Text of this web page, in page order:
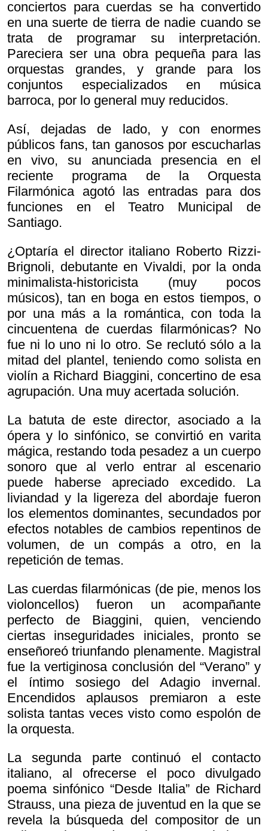
conciertos para cuerdas se ha convertido
en una suerte de tierra de nadie cuando se
trata de programar su interpretación.
Pareciera ser una obra pequeña para las
orquestas grandes, y grande para los
conjuntos especializados en música
barroca, por lo general muy reducidos.
Así, dejadas de lado, y con enormes
públicos fans, tan ganosos por escucharlas
en vivo, su anunciada presencia en el
reciente programa de la Orquesta
Filarmónica agotó las entradas para dos
funciones en el Teatro Municipal de
Santiago.
¿Optaría el director italiano Roberto Rizzi-
Brignoli, debutante en Vivaldi, por la onda
minimalista-historicista (muy pocos
músicos), tan en boga en estos tiempos, o
por una más a la romántica, con toda la
cincuentena de cuerdas filarmónicas? No
fue ni lo uno ni lo otro. Se reclutó sólo a la
mitad del plantel, teniendo como solista en
violín a Richard Biaggini, concertino de esa
agrupación. Una muy acertada solución.
La batuta de este director, asociado a la
ópera y lo sinfónico, se convirtió en varita
mágica, restando toda pesadez a un cuerpo
sonoro que al verlo entrar al escenario
puede haberse apreciado excedido. La
liviandad y la ligereza del abordaje fueron
los elementos dominantes, secundados por
efectos notables de cambios repentinos de
volumen, de un compás a otro, en la
repetición de temas.
Las cuerdas filarmónicas (de pie, menos los
violoncellos) fueron un acompañante
perfecto de Biaggini, quien, venciendo
ciertas inseguridades iniciales, pronto se
enseñoreó triunfando plenamente. Magistral
fue la vertiginosa conclusión del “Verano” y
el íntimo sosiego del Adagio invernal.
Encendidos aplausos premiaron a este
solista tantas veces visto como espolón de
la orquesta.
La segunda parte continuó el contacto
italiano, al ofrecerse el poco divulgado
poema sinfónico “Desde Italia” de Richard
Strauss, una pieza de juventud en la que se
revela la búsqueda del compositor de un